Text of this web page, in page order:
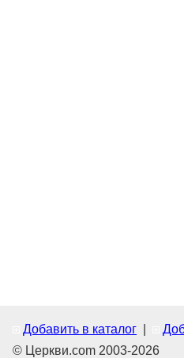
Добавить в каталог
© Церкви.com 2003-2026